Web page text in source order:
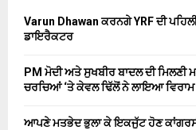
Varun Dhawan ਕਰਨਗੇ YRF ਦੀ
ਡਾਇਰੈਕਟਰ
PM ਮੋਦੀ ਅਤੇ ਸੁਖਬੀਰ ਬਾਦਲ ਦੀ ਮਿਲਣੀ
ਚਰਚਿਆਂ ‘ਤੇ ਕੇਵਲ ਢਿੱਲੋਂ ਨੇ ਲਾਇਆ ਵਿਰਾਮ
ਆਪਣੇ ਮਤਭੇਦ ਭੁਲਾ ਕੇ ਇਕਜੁੱਟ ਹੋਣ